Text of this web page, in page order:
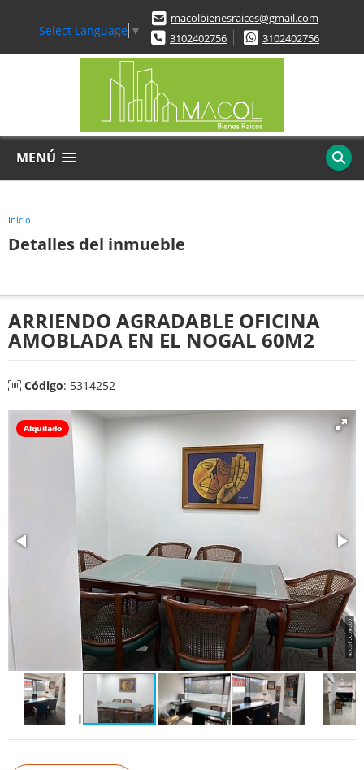
Select Language ▼
macolbienesraices@gmail.com
3102402756
3102402756
MENÚ
Inicio
Detalles del inmueble
ARRIENDO AGRADABLE OFICINA
AMOBLADA EN EL NOGAL 60M2
Código: 5314252
Alquilado